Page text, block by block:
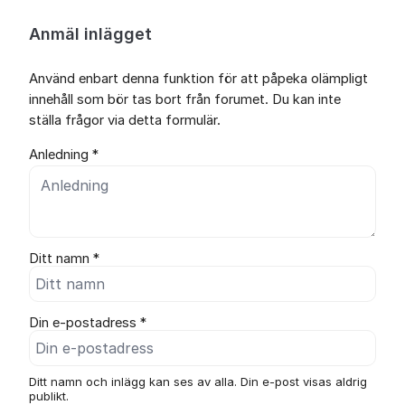
Anmäl inlägget
Använd enbart denna funktion för att påpeka olämpligt
innehåll som bör tas bort från forumet. Du kan inte
ställa frågor via detta formulär.
Anledning *
Ditt namn *
Din e-postadress *
Ditt namn och inlägg kan ses av alla. Din e-post visas aldrig
publikt.